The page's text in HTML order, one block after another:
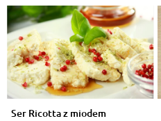
Ser Ricotta z miodem